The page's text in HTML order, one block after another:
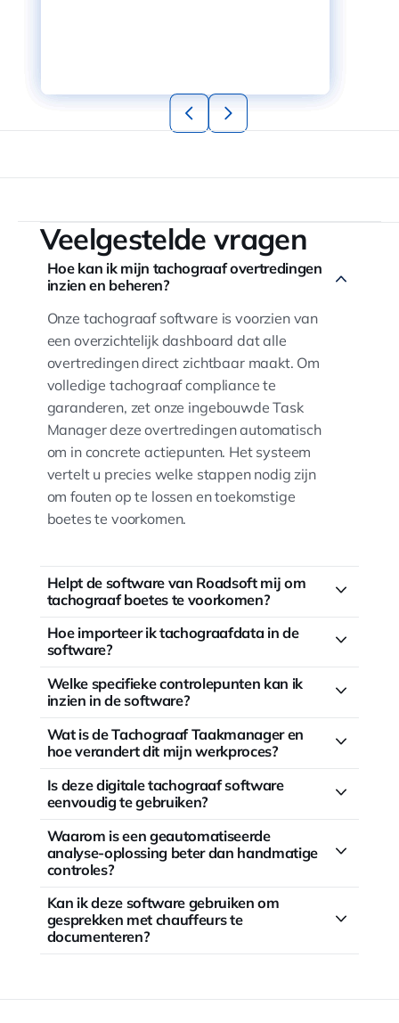
Veelgestelde vragen
Hoe kan ik mijn tachograaf overtredingen
inzien en beheren?
Onze tachograaf software is voorzien van
een overzichtelijk dashboard dat alle
overtredingen direct zichtbaar maakt. Om
volledige tachograaf compliance te
garanderen, zet onze ingebouwde Task
Manager deze overtredingen automatisch
om in concrete actiepunten. Het systeem
vertelt u precies welke stappen nodig zijn
om fouten op te lossen en toekomstige
boetes te voorkomen.
Helpt de software van Roadsoft mij om
tachograaf boetes te voorkomen?
Hoe importeer ik tachograafdata in de
software?
Welke specifieke controlepunten kan ik
inzien in de software?
Wat is de Tachograaf Taakmanager en
hoe verandert dit mijn werkproces?
Is deze digitale tachograaf software
eenvoudig te gebruiken?
Waarom is een geautomatiseerde
analyse-oplossing beter dan handmatige
controles?
Kan ik deze software gebruiken om
gesprekken met chauffeurs te
documenteren?